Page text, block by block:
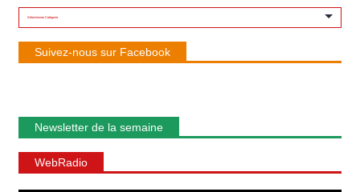
Suivez-nous sur Facebook
Newsletter de la semaine
WebRadio